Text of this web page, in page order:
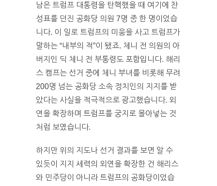
남은 트럼프 대통령을 탄핵했을 때 여기에 찬
성표를 던진 공화당 의원 7명 중 한 명이었습
니다. 이 일로 트럼프의 미움을 사고 트럼프가
말하는 “내부의 적”이 됐죠. 체니 전 의원의 아
버지인 딕 체니 전 부통령도 포함입니다. 해리
스 캠프는 선거 중에 체니 부녀를 비롯해 무려
200명 넘는 공화당 소속 정치인의 지지를 받
았다는 사실을 적극적으로 광고했습니다. 외
연을 확장하며 트럼프를 궁지로 몰아넣는 것
처럼 보였습니다.
하지만 위의 지도나 선거 결과를 보면 알 수
있듯이 지지 세력의 외연을 확장한 건 해리스
와 민주당이 아니라 트럼프의 공화당이었습